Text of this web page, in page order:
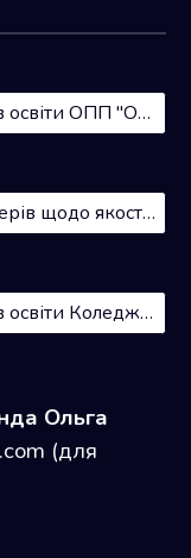
Результати опитування здобувачів освіти ОПП "Образотворче мистецтво. Розпис" щодо якості освітнього процесу
Результати опитування стейкголдерів щодо якості ОПП "Образотворче мистецтво. Розпис"
Результати опитування здобувачів освіти Коледжу щодо якості освітнього процесу 2024
Ольга
(для